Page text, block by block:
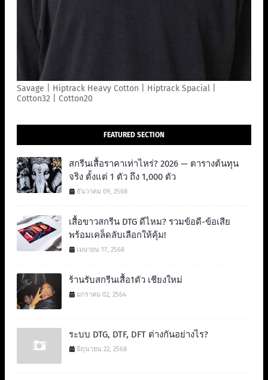
Savage | Hiptrack Heavy Cotton | Hiptrack Spacial |
Cotton32 | Cotton20
FEATURED SECTION
สกรีนเสื้อราคาเท่าไหร่? 2026 — ตารางต้นทุน
จริง ตั้งแต่ 1 ตัว ถึง 1,000 ตัว
ธันวาคม 09, 2568
เสื้อขาวสกรีน DTG ดีไหม? รวมข้อดี-ข้อเสีย
พร้อมเคล็ดลับเลือกให้คุ้ม!
เมษายน 17, 2568
ร้านรับสกรีนเสื้อ1ตัว เชียงใหม่
มกราคม 02, 2564
ระบบ DTG, DTF, DFT ต่างกันอย่างไร?
มิถุนายน 22, 2568